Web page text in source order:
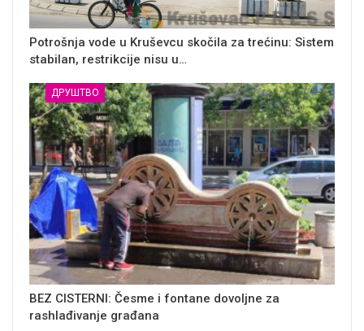
Potrošnja vode u Kruševcu skočila za trećinu: Sistem
stabilan, restrikcije nisu u…
ДРУШТВО
BEZ CISTERNI: Česme i fontane dovoljne za
rashlađivanje građana